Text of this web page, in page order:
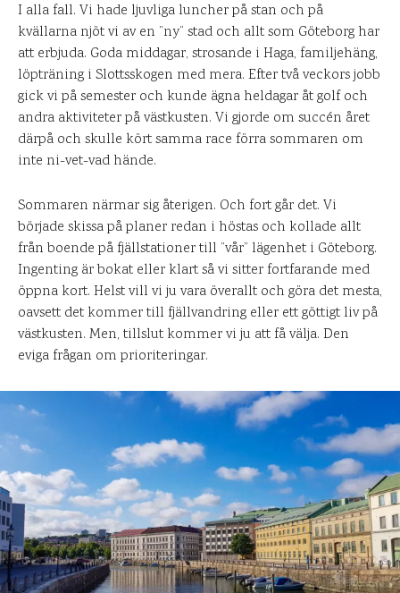
I alla fall. Vi hade ljuvliga luncher på stan och på
kvällarna njöt vi av en ”ny” stad och allt som Göteborg har
att erbjuda. Goda middagar, strosande i Haga, familjehäng,
löpträning i Slottsskogen med mera. Efter två veckors jobb
gick vi på semester och kunde ägna heldagar åt golf och
andra aktiviteter på västkusten. Vi gjorde om succén året
därpå och skulle kört samma race förra sommaren om
inte ni-vet-vad hände.
Sommaren närmar sig återigen. Och fort går det. Vi
började skissa på planer redan i höstas och kollade allt
från boende på fjällstationer till ”vår” lägenhet i Göteborg.
Ingenting är bokat eller klart så vi sitter fortfarande med
öppna kort. Helst vill vi ju vara överallt och göra det mesta,
oavsett det kommer till fjällvandring eller ett göttigt liv på
västkusten. Men, tillslut kommer vi ju att få välja. Den
eviga frågan om prioriteringar.